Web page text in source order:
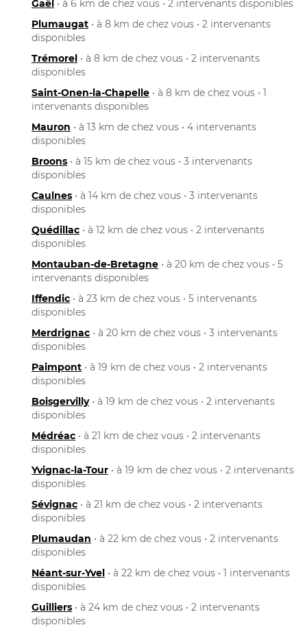
Gaël • à 6 km de chez vous • 2 intervenants disponibles
Plumaugat • à 8 km de chez vous • 2 intervenants
disponibles
Trémorel • à 8 km de chez vous • 2 intervenants
disponibles
Saint-Onen-la-Chapelle • à 8 km de chez vous • 1
intervenants disponibles
Mauron • à 13 km de chez vous • 4 intervenants
disponibles
Broons • à 15 km de chez vous • 3 intervenants
disponibles
Caulnes • à 14 km de chez vous • 3 intervenants
disponibles
Quédillac • à 12 km de chez vous • 2 intervenants
disponibles
Montauban-de-Bretagne • à 20 km de chez vous • 5
intervenants disponibles
Iffendic • à 23 km de chez vous • 5 intervenants
disponibles
Merdrignac • à 20 km de chez vous • 3 intervenants
disponibles
Paimpont • à 19 km de chez vous • 2 intervenants
disponibles
Boisgervilly• à 19 km de chez vous • 2 intervenants
disponibles
Médréac • à 21 km de chez vous • 2 intervenants
disponibles
Yvignac-la-Tour • à 19 km de chez vous • 2 intervenants
disponibles
Sévignac • à 21 km de chez vous • 2 intervenants
disponibles
Plumaudan • à 22 km de chez vous • 2 intervenants
disponibles
Néant-sur-Yvel • à 22 km de chez vous • 1 intervenants
disponibles
Guilliers • à 24 km de chez vous • 2 intervenants
disponibles